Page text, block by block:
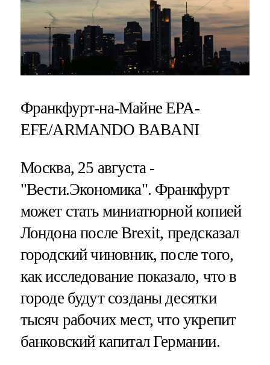
Франкфурт-на-Майне EPA-
EFE/ARMANDO BABANI
Москва, 25 августа -
"Вести.Экономика". Франкфурт
может стать миниатюрной копией
Лондона после Brexit, предсказал
городский чиновник, после того,
как исследование показало, что в
городе будут созданы десятки
тысяч рабочих мест, что укрепит
банковский капитал Германии.